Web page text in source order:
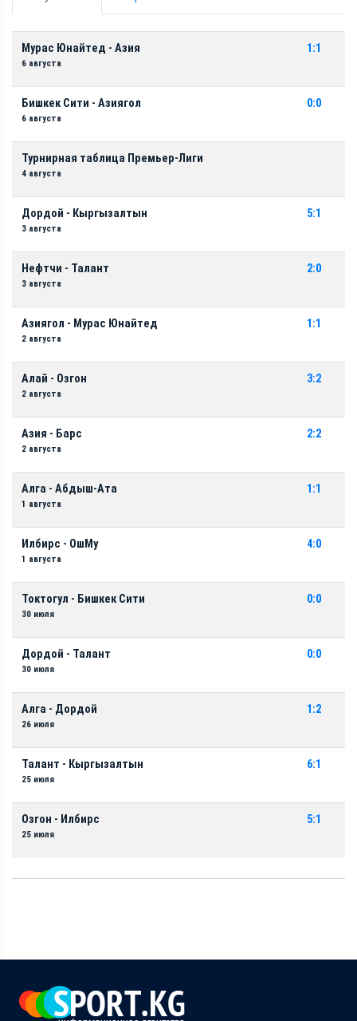
Мурас Юнайтед - Азия
6 августа
1:1
Бишкек Сити - Азиягол
6 августа
0:0
Турнирная таблица Премьер-Лиги
4 августа
Дордой - Кыргызалтын
3 августа
5:1
Нефтчи - Талант
3 августа
2:0
Азиягол - Мурас Юнайтед
2 августа
1:1
Алай - Озгон
2 августа
3:2
Азия - Барс
2 августа
2:2
Алга - Абдыш-Ата
1 августа
1:1
Илбирс - ОшМу
1 августа
4:0
Токтогул - Бишкек Сити
30 июля
0:0
Дордой - Талант
30 июля
0:0
Алга - Дордой
26 июля
1:2
Талант - Кыргызалтын
25 июля
6:1
Озгон - Илбирс
25 июля
5:1